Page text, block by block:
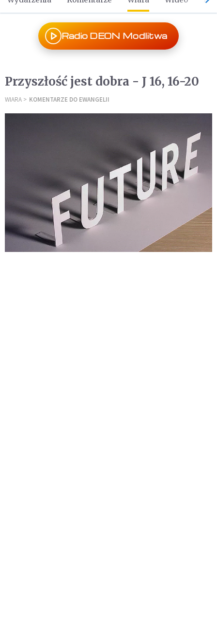
Radio DEON Modlitwa
Przyszłość jest dobra - J 16, 16-20
WIARA KOMENTARZE DO EWANGELII